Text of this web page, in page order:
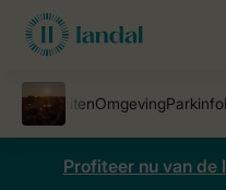
Profiteer nu van de